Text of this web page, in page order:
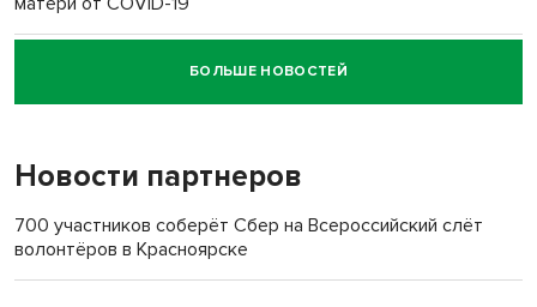
Новосибирский суд наказал водителя за смерть
пенсионерки на вокзале
«Мы живём на пастбище!»: в новосибирском селе лошади
терроризируют жителей
Инвалид получил условный срок за избиение врачей
БОЛЬШЕ НОВОСТЕЙ
Новости партнеров
700 участников соберёт Сбер на Всероссийский слёт
волонтёров в Красноярске